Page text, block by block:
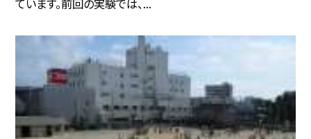
ています。前回の実験では、...